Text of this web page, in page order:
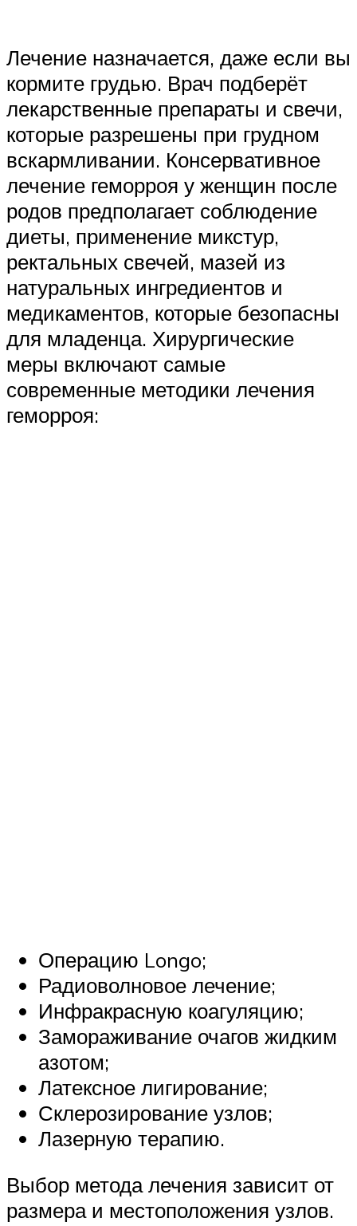
Лечение назначается, даже если вы
кормите грудью. Врач подберёт
лекарственные препараты и свечи,
которые разрешены при грудном
вскармливании. Консервативное
лечение геморроя у женщин после
родов предполагает соблюдение
диеты, применение микстур,
ректальных свечей, мазей из
натуральных ингредиентов и
медикаментов, которые безопасны
для младенца. Хирургические
меры включают самые
современные методики лечения
геморроя:
Операцию Longo;
Радиоволновое лечение;
Инфракрасную коагуляцию;
Замораживание очагов жидким
азотом;
Латексное лигирование;
Склерозирование узлов;
Лазерную терапию.
Выбор метода лечения зависит от
размера и местоположения узлов.